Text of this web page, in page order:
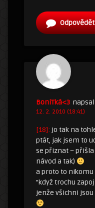
Odpovědět
BoniTká<3
12. 2. 2010 (18:41)
[18]: jo tak na
ptát, jak jsem to
se přiznat –
návod a tak)
a proto to
"když trochu
jenže všichni